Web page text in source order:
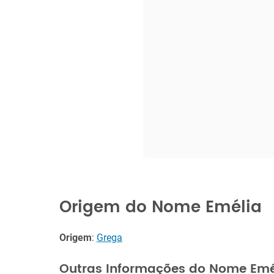
Origem do Nome Emélia
Origem: Grega
Outras Informações do Nome